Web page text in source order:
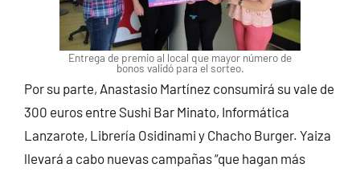
Entrega de premio al local que mayor número de
bonos validó para el sorteo.
Por su parte, Anastasio Martínez consumirá su vale de
300 euros entre Sushi Bar Minato, Informática
Lanzarote, Librería Osidinami y Chacho Burger. Yaiza
llevará a cabo nuevas campañas “que hagan más